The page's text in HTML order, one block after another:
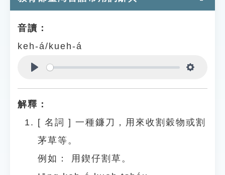
遊戲專區
貓頭鷹博士
音讀：
keh-á/kueh-á
解釋：
[ 名詞 ] 一種鐮刀，用來收割穀物或割
茅草等。
例如：
用鍥仔割草。